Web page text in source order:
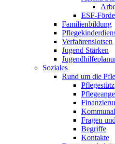
ESF-
Familienbildung
Verfahrenslotsen
Jugend Stärken
Soziales
Rund um die
Fragen
Begriffe
Kontakte